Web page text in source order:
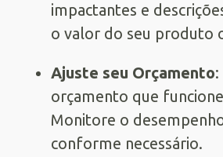
impactantes e
o valor do seu produto
Ajuste seu Orçamento
orçamento que
Monitore o
conforme necessário.